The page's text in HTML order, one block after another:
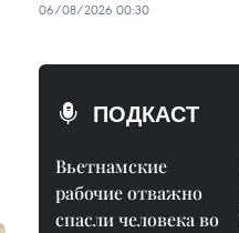
06/08/2026 00:30
ПОДКАСТ
Вьетнамские
рабочие отважно
спасли человека во